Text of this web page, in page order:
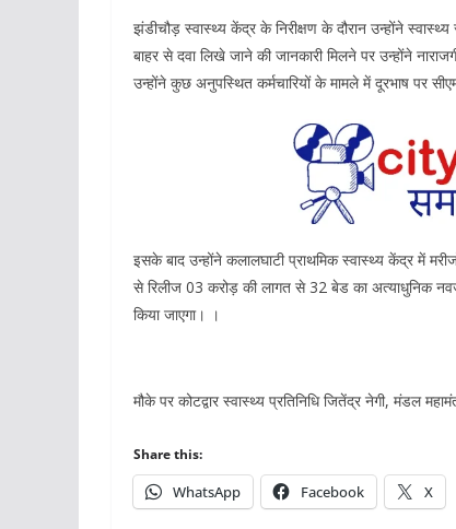
झंडीचौड़ स्वास्थ्य केंद्र के निरीक्षण के दौरान उन्होंने
बाहर से दवा लिखे जाने की जानकारी मिलने पर उन्होंने
उन्होंने कुछ अनुपस्थित कर्मचारियों के मामले में दूरभाष पर
इसके बाद उन्होंने कलालघाटी प्राथमिक स्वास्थ्य केंद्र में
से रिलीज 03 करोड़ की लागत से 32 बेड का अत्याधुनिक
किया जाएगा। ।
मौके पर कोटद्वार स्वास्थ्य प्रतिनिधि जितेंद्र नेगी, मंडल
Share this:
WhatsApp Facebook X